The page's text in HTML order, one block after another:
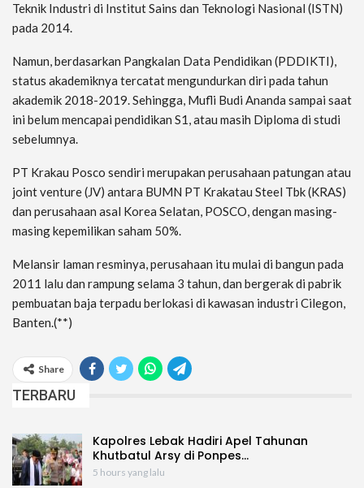
Teknik Industri di Institut Sains dan Teknologi Nasional (ISTN)
pada 2014.
Namun, berdasarkan Pangkalan Data Pendidikan (PDDIKTI),
status akademiknya tercatat mengundurkan diri pada tahun
akademik 2018-2019. Sehingga, Mufli Budi Ananda sampai saat
ini belum mencapai pendidikan S1, atau masih Diploma di studi
sebelumnya.
PT Krakau Posco sendiri merupakan perusahaan patungan atau
joint venture (JV) antara BUMN PT Krakatau Steel Tbk (KRAS)
dan perusahaan asal Korea Selatan, POSCO, dengan masing-
masing kepemilikan saham 50%.
Melansir laman resminya, perusahaan itu mulai di bangun pada
2011 lalu dan rampung selama 3 tahun, dan bergerak di pabrik
pembuatan baja terpadu berlokasi di kawasan industri Cilegon,
Banten.(**)
Share
TERBARU
Kapolres Lebak Hadiri Apel Tahunan
Khutbatul Arsy di Ponpes…
5 hours yang lalu